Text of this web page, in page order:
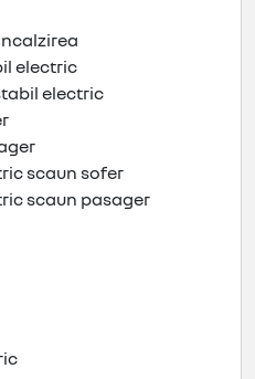
electric
electric
scaun sofer
scaun pasager